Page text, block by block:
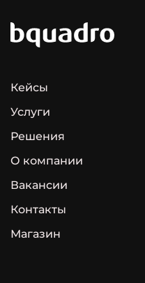
Кейсы
Услуги
Решения
О компании
Вакансии
Контакты
Магазин